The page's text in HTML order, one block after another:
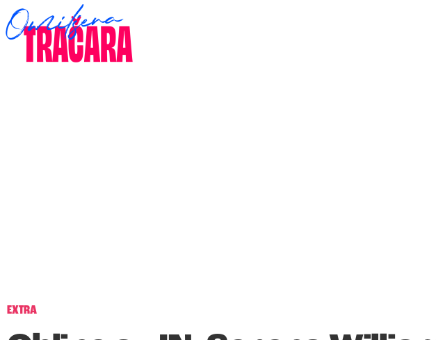
EXTRA